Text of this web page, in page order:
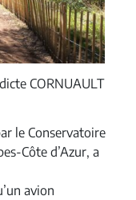
CORNUAULT
le Conservatoire
Côte d’Azur, a
avion